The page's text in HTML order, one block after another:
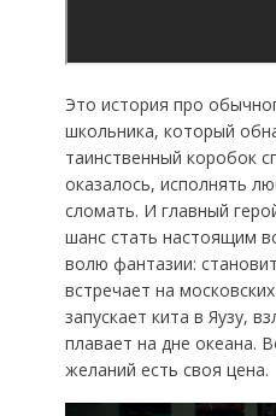
Это история про
школьника, который
таинственный коробок
оказалось, исполнять
сломать. И главный
шанс стать настоящим
волю фантазии:
встречает на
запускает кита в Яузу,
плавает на дне океана.
желаний есть своя цена.